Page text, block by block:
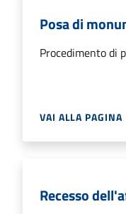
Posa di
Procedimento di
VAI ALLA PAGINA
Recesso